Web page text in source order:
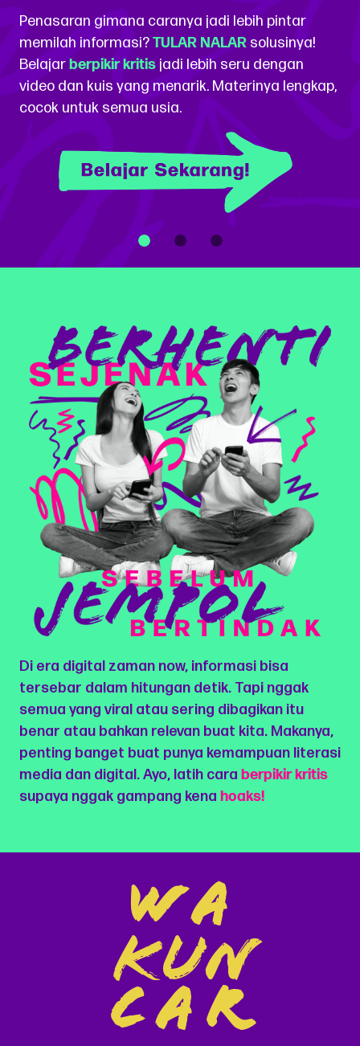
Penasaran gimana caranya jadi lebih pintar
memilah informasi?TULAR NALAR solusinya!
Belajar berpikir kritis jadi lebih seru dengan
video dan kuis yang menarik. Materinya lengkap,
cocok untuk semua usia.
Di era digital zaman now, informasi bisa
tersebar dalam hitungan detik. Tapi nggak
semua yang viral atau sering dibagikan itu
benar atau bahkan relevan buat kita. Makanya,
penting banget buat punya kemampuan literasi
media dan digital. Ayo, latih cara berpikir kritis
supaya nggak gampang kena hoaks!
WA
KUN
CAR